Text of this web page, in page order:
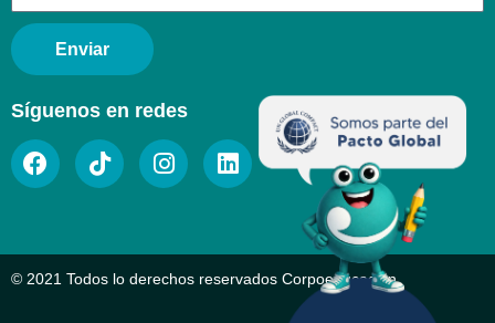
Enviar
Síguenos en redes
© 2021 Todos lo derechos reservados Corpoeducación